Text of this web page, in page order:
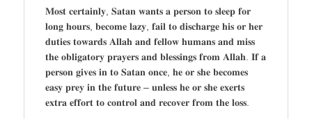
𝐌𝐨𝐬𝐭 𝐜𝐞𝐫𝐭𝐚𝐢𝐧𝐥𝐲, 𝐒𝐚𝐭𝐚𝐧 𝐰𝐚𝐧𝐭𝐬 𝐚 𝐩𝐞𝐫𝐬𝐨𝐧 𝐭𝐨 𝐬𝐥𝐞𝐞𝐩 𝐟𝐨𝐫
𝐥𝐨𝐧𝐠 𝐡𝐨𝐮𝐫𝐬, 𝐛𝐞𝐜𝐨𝐦𝐞 𝐥𝐚𝐳𝐲, 𝐟𝐚𝐢𝐥 𝐭𝐨 𝐝𝐢𝐬𝐜𝐡𝐚𝐫𝐠𝐞 𝐡𝐢𝐬 𝐨𝐫 𝐡𝐞𝐫
𝐝𝐮𝐭𝐢𝐞𝐬 𝐭𝐨𝐰𝐚𝐫𝐝𝐬 𝐀𝐥𝐥𝐚𝐡 𝐚𝐧𝐝 𝐟𝐞𝐥𝐥𝐨𝐰 𝐡𝐮𝐦𝐚𝐧𝐬 𝐚𝐧𝐝 𝐦𝐢𝐬𝐬
𝐭𝐡𝐞 𝐨𝐛𝐥𝐢𝐠𝐚𝐭𝐨𝐫𝐲 𝐩𝐫𝐚𝐲𝐞𝐫𝐬 𝐚𝐧𝐝 𝐛𝐥𝐞𝐬𝐬𝐢𝐧𝐠𝐬 𝐟𝐫𝐨𝐦 𝐀𝐥𝐥𝐚𝐡. 𝐈𝐟 𝐚
𝐩𝐞𝐫𝐬𝐨𝐧 𝐠𝐢𝐯𝐞𝐬 𝐢𝐧 𝐭𝐨 𝐒𝐚𝐭𝐚𝐧 𝐨𝐧𝐜𝐞, 𝐡𝐞 𝐨𝐫 𝐬𝐡𝐞 𝐛𝐞𝐜𝐨𝐦𝐞𝐬
𝐞𝐚𝐬𝐲 𝐩𝐫𝐞𝐲 𝐢𝐧 𝐭𝐡𝐞 𝐟𝐮𝐭𝐮𝐫𝐞 – 𝐮𝐧𝐥𝐞𝐬𝐬 𝐡𝐞 𝐨𝐫 𝐬𝐡𝐞 𝐞𝐱𝐞𝐫𝐭𝐬
𝐞𝐱𝐭𝐫𝐚 𝐞𝐟𝐟𝐨𝐫𝐭 𝐭𝐨 𝐜𝐨𝐧𝐭𝐫𝐨𝐥 𝐚𝐧𝐝 𝐫𝐞𝐜𝐨𝐯𝐞𝐫 𝐟𝐫𝐨𝐦 𝐭𝐡𝐞 𝐥𝐨𝐬𝐬.